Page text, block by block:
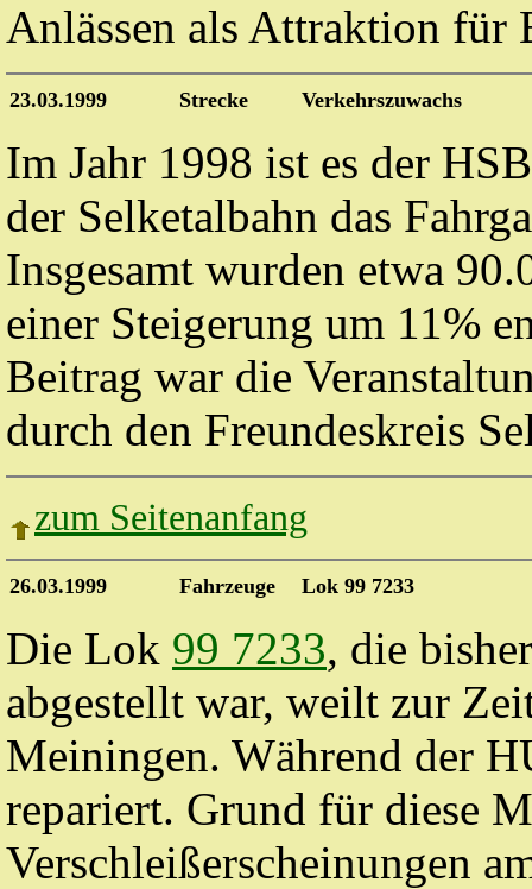
Anlässen als Attraktion für
23.03.1999 Strecke Verkehrszuwachs
Im Jahr 1998 ist es der HSB
der Selketalbahn das
Insgesamt wurden etwa
einer Steigerung um 11%
Beitrag war die
durch den Freundeskreis
zum Seitenanfang
26.03.1999 Fahrzeuge Lok 99 7233
Die Lok 99 7233, die
abgestellt war, weilt zur
Meiningen. Während der
repariert. Grund für diese
Verschleißerscheinungen